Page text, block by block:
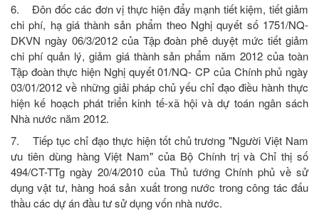
6. Đôn đốc các đơn vị thực hiện đẩy mạnh tiết kiệm, tiết giảm
chi phí, hạ giá thành sản phẩm theo Nghị quyết số 1751/NQ-
DKVN ngày 06/3/2012 của Tập đoàn phê duyệt mức tiết giảm
chi phí quản lý, giảm giá thành sản phẩm năm 2012 của toàn
Tập đoàn thực hiện Nghị quyết 01/NQ- CP của Chính phủ ngày
03/01/2012 về những giải pháp chủ yếu chỉ đạo điều hành thực
hiện kế hoạch phát triển kinh tế-xã hội và dự toán ngân sách
Nhà nước năm 2012.
7. Tiếp tục chỉ đạo thực hiện tốt chủ trương "Người Việt Nam
ưu tiên dùng hàng Việt Nam" của Bộ Chính trị và Chỉ thị số
494/CT-TTg ngày 20/4/2010 của Thủ tướng Chính phủ về sử
dụng vật tư, hàng hoá sản xuất trong nước trong công tác đấu
thầu các dự án đầu tư sử dụng vốn nhà nước.